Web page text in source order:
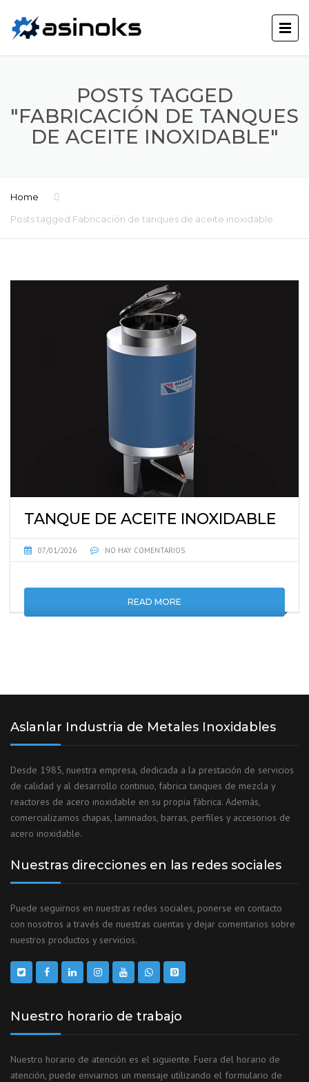
POSTS TAGGED
"FABRICACIÓN DE TANQUES
DE ACEITE INOXIDABLE"
Home
Posts tagged Fabricación de tanques de aceite inoxidable
TANQUE DE ACEITE INOXIDABLE
07/01/2026 NO HAY COMENTARIOS
READ MORE
Aslanlar Industria de Metales Inoxidables
Desde 1985, nuestra empresa, dedicada a la prestación de servicios
de calidad y al desarrollo continuo, fabrica tanques de mezcla y
reactores de acero inoxidable en su propia fábrica. Además,
comercializamos chapas, laminados, barras, perfiles y accesorios de
acero inoxidable.
Nuestras direcciones en las redes sociales
Puede seguirnos en nuestras redes sociales, ponerse en contacto
con nosotros a través de nuestras cuentas y dejar comentarios sobre
nuestros productos y servicios.
Nuestro horario de trabajo
Nuestro horario de atención es el siguiente. Fuera del horario de
atención, puede enviarnos un mensaje utilizando el formulario de